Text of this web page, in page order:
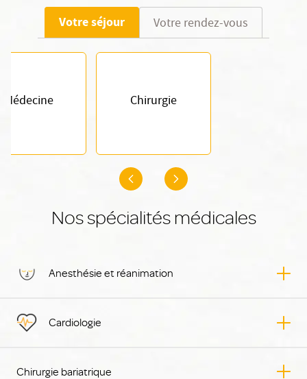
Votre séjour Votre rendez-vous
Chirurgie
Médecine
Nos spécialités médicales
Anesthésie et réanimation
Cardiologie
Chirurgie bariatrique